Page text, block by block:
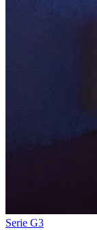
Serie G3